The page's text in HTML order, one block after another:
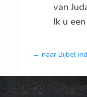
van
Ik u
← naar Bijbel